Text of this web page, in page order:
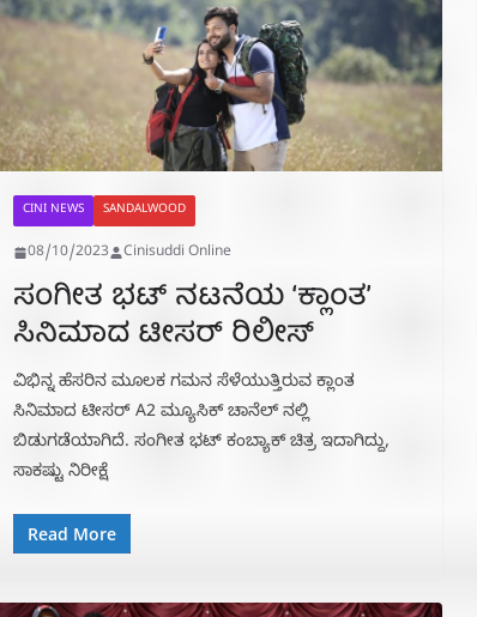
CINI NEWS SANDALWOOD
08/10/2023 Cinisuddi Online
ಸಂಗೀತ ಭಟ್ ನಟನೆಯ ‘ಕ್ಲಾಂತ’
ಸಿನಿಮಾದ ಟೀಸರ್ ರಿಲೀಸ್
ವಿಭಿನ್ನ ಹೆಸರಿನ ಮೂಲಕ ಗಮನ ಸೆಳೆಯುತ್ತಿರುವ ಕ್ಲಾಂತ
ಸಿನಿಮಾದ ಟೀಸರ್ A2 ಮ್ಯೂಸಿಕ್ ಚಾನೆಲ್ ನಲ್ಲಿ
ಬಿಡುಗಡೆಯಾಗಿದೆ. ಸಂಗೀತ ಭಟ್ ಕಂಬ್ಯಾಕ್ ಚಿತ್ರ ಇದಾಗಿದ್ದು,
ಸಾಕಷ್ಟು ನಿರೀಕ್ಷೆ
Read More